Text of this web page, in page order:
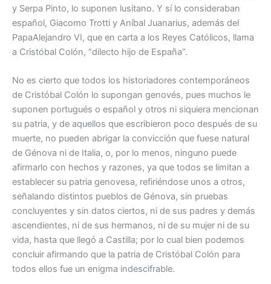
y Serpa Pinto, lo suponen lusitano. Y sí lo consideraban
español, Giacomo Trotti y Aníbal Juanarius, además del
PapaAlejandro VI, que en carta a los Reyes Católicos, llama
a Cristóbal Colón, “dilecto hijo de España”.
No es cierto que todos los historiadores contemporáneos
de Cristóbal Colón lo supongan genovés, pues muchos le
suponen portugués o español y otros ni siquiera mencionan
su patria, y de aquellos que escribieron poco después de su
muerte, no pueden abrigar la convicción que fuese natural
de Génova ni de Italia, o, por lo menos, ninguno puede
afirmarlo con hechos y razones, ya que todos se limitan a
establecer su patria genovesa, refiriéndose unos a otros,
señalando distintos pueblos de Génova, sin pruebas
concluyentes y sin datos ciertos, ni de sus padres y demás
ascendientes, ni de sus hermanos, ni de su mujer ni de su
vida, hasta que llegó a Castilla; por lo cual bien podemos
concluir afirmando que la patria de Cristóbal Colón para
todos ellos fue un enigma indescifrable.